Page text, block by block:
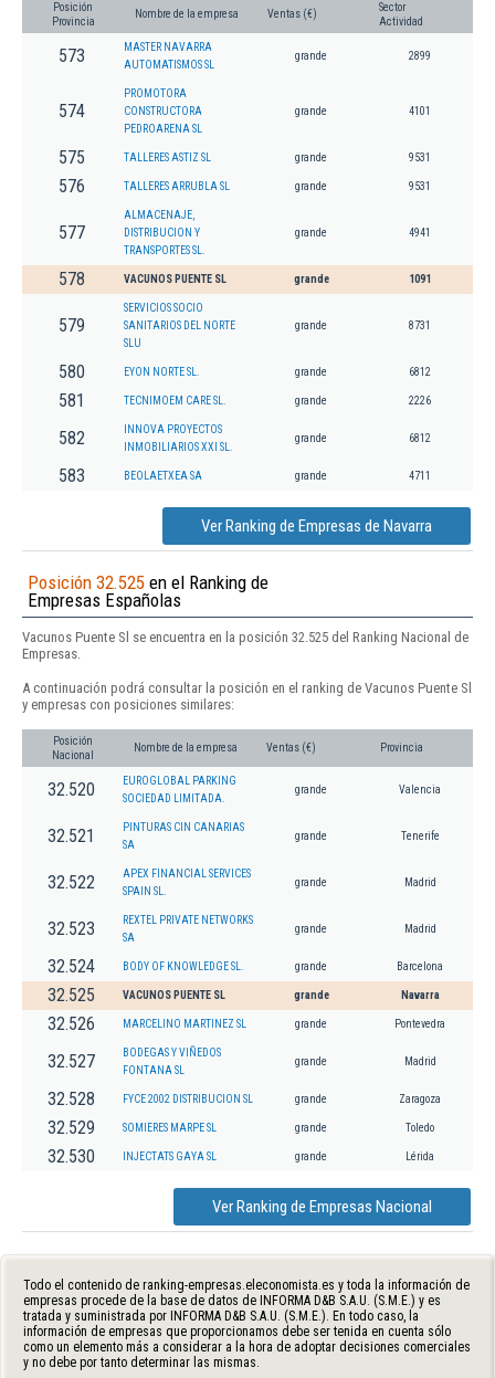
Posición
Provincia
Nombre de la empresa Ventas (€)
Sector
Actividad
573
MASTER NAVARRA
AUTOMATISMOS SL
grande 2899
574
PROMOTORA
CONSTRUCTORA
PEDROARENA SL
grande 4101
575 TALLERES ASTIZ SL grande 9531
576 TALLERES ARRUBLA SL grande 9531
577
ALMACENAJE,
DISTRIBUCION Y
TRANSPORTES SL.
grande 4941
578 VACUNOS PUENTE SL grande 1091
579
SERVICIOS SOCIO
SANITARIOS DEL NORTE
SLU
grande 8731
580 EYON NORTE SL. grande 6812
581 TECNIMOEM CARE SL. grande 2226
582
INNOVA PROYECTOS
INMOBILIARIOS XXI SL.
grande 6812
583 BEOLAETXEA SA grande 4711
Ver Ranking de Empresas de Navarra
Posición 32.525 en el Ranking de
Empresas Españolas
Vacunos Puente Sl se encuentra en la posición 32.525 del Ranking Nacional de
Empresas.
A continuación podrá consultar la posición en el ranking de Vacunos Puente Sl
y empresas con posiciones similares:
Posición
Nacional
Nombre de la empresa Ventas (€) Provincia
32.520
EUROGLOBAL PARKING
SOCIEDAD LIMITADA.
grande Valencia
32.521
PINTURAS CIN CANARIAS
SA
grande Tenerife
32.522
APEX FINANCIAL SERVICES
SPAIN SL.
grande Madrid
32.523
REXTEL PRIVATE NETWORKS
SA
grande Madrid
32.524 BODY OF KNOWLEDGE SL. grande Barcelona
32.525 VACUNOS PUENTE SL grande Navarra
32.526 MARCELINO MARTINEZ SL grande Pontevedra
32.527
BODEGAS Y VIÑEDOS
FONTANA SL
grande Madrid
32.528 FYCE 2002 DISTRIBUCION SL grande Zaragoza
32.529 SOMIERES MARPE SL grande Toledo
32.530 INJECTATS GAYA SL grande Lérida
Ver Ranking de Empresas Nacional
Todo el contenido de ranking-empresas.eleconomista.es y toda la información de
empresas procede de la base de datos de INFORMA D&B S.A.U. (S.M.E.) y es
tratada y suministrada por INFORMA D&B S.A.U. (S.M.E.). En todo caso, la
información de empresas que proporcionamos debe ser tenida en cuenta sólo
como un elemento más a considerar a la hora de adoptar decisiones comerciales
y no debe por tanto determinar las mismas.